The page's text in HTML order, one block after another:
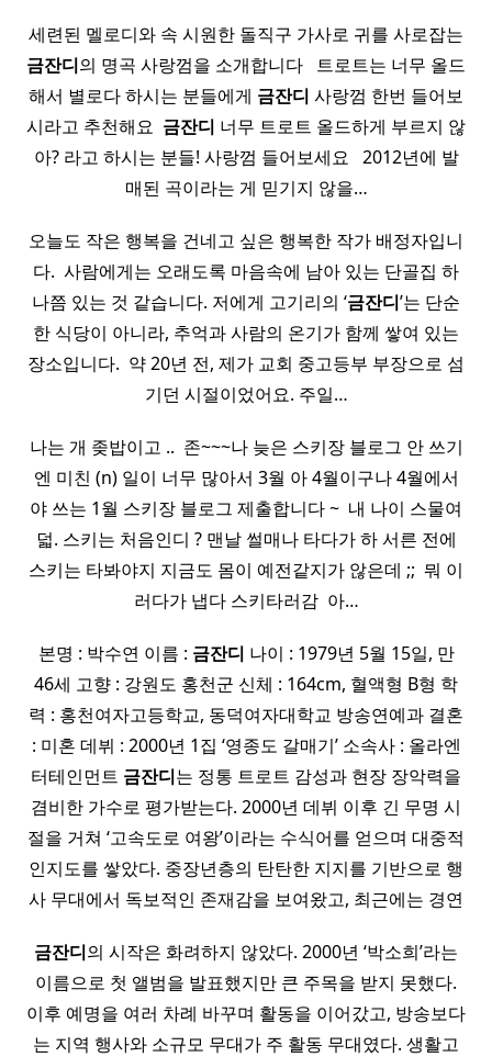
세련된 멜로디와 속 시원한 돌직구 가사로 귀를 사로잡는
금잔디의 명곡 사랑껌을 소개합니다 ​ ​ 트로트는 너무 올드
해서 별로다 하시는 분들에게 금잔디 사랑껌 한번 들어보
시라고 추천해요 ​ 금잔디 너무 트로트 올드하게 부르지 않
아? 라고 하시는 분들! 사랑껌 들어보세요 ​ ​ 2012년에 발
매된 곡이라는 게 믿기지 않을…
오늘도 작은 행복을 건네고 싶은 행복한 작가 배정자입니
다. ​ 사람에게는 오래도록 마음속에 남아 있는 단골집 하
나쯤 있는 것 같습니다. 저에게 고기리의 ‘금잔디’는 단순
한 식당이 아니라, 추억과 사람의 온기가 함께 쌓여 있는
장소입니다. ​ 약 20년 전, 제가 교회 중고등부 부장으로 섬
기던 시절이었어요. 주일…
나는 개 좆밥이고 .. ​ 존~~~나 늦은 스키장 블로그 안 쓰기
엔 미친 (n) 일이 너무 많아서 3월 아 4월이구나 4월에서
야 쓰는 1월 스키장 블로그 제출합니다 ~ ​ 내 나이 스물여
덟. 스키는 처음인디 ? 맨날 썰매나 타다가 하 서른 전에
스키는 타봐야지 지금도 몸이 예전같지가 않은데 ;; ​ 뭐 이
러다가 냅다 스키타러감 ​ 아…
본명 : 박수연 이름 : 금잔디 나이 : 1979년 5월 15일, 만
46세 고향 : 강원도 홍천군 신체 : 164cm, 혈액형 B형 학
력 : 홍천여자고등학교, 동덕여자대학교 방송연예과 결혼
: 미혼 데뷔 : 2000년 1집 ‘영종도 갈매기’ 소속사 : 올라엔
터테인먼트 금잔디는 정통 트로트 감성과 현장 장악력을
겸비한 가수로 평가받는다. 2000년 데뷔 이후 긴 무명 시
절을 거쳐 ‘고속도로 여왕’이라는 수식어를 얻으며 대중적
인지도를 쌓았다. 중장년층의 탄탄한 지지를 기반으로 행
사 무대에서 독보적인 존재감을 보여왔고, 최근에는 경연
금잔디의 시작은 화려하지 않았다. 2000년 ‘박소희’라는
이름으로 첫 앨범을 발표했지만 큰 주목을 받지 못했다.
이후 예명을 여러 차례 바꾸며 활동을 이어갔고, 방송보다
는 지역 행사와 소규모 무대가 주 활동 무대였다. 생활고